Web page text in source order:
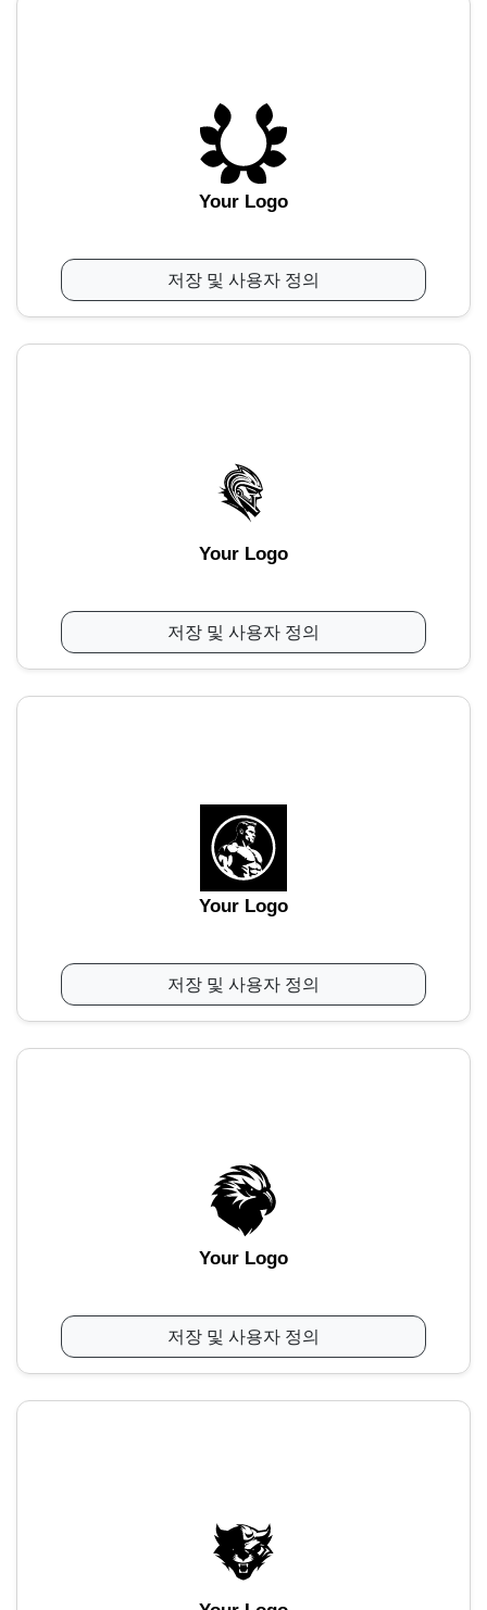
Your Logo
저장 및 사용자 정의
Your Logo
저장 및 사용자 정의
Your Logo
저장 및 사용자 정의
Your Logo
저장 및 사용자 정의